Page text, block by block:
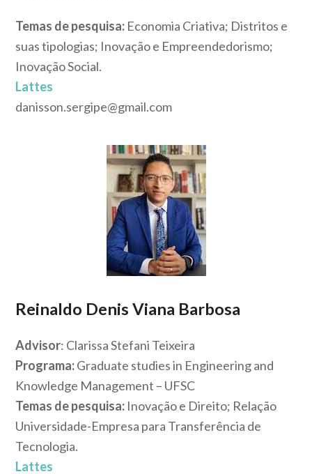
Temas de pesquisa: Economia Criativa; Distritos e
suas tipologias; Inovação e Empreendedorismo;
Inovação Social.
Lattes
danisson.sergipe@gmail.com
Reinaldo Denis Viana Barbosa
Advisor: Clarissa Stefani Teixeira
Programa:Graduate studies in Engineering and
Knowledge Management – UFSC
Temas de pesquisa: Inovação e Direito; Relação
Universidade-Empresa para Transferência de
Tecnologia.
Lattes